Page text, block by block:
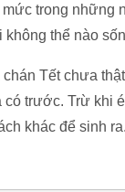
trong những
thể nào
Tết chưa
trước. Trừ khi
khác để sinh ra.